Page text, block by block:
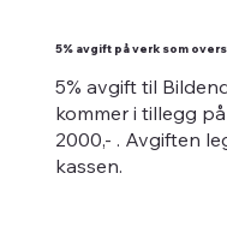
5% avgift på verk som
5% avgift til
kommer i tillegg
2000,- . Avgiften
kassen.